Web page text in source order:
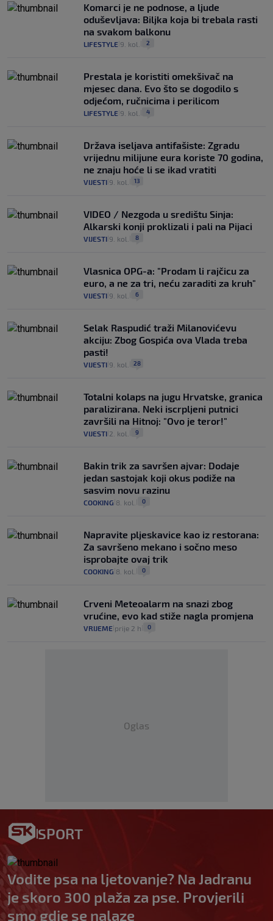
Komarci je ne podnose, a ljude
oduševljava: Biljka koja bi trebala rasti
na svakom balkonu
LIFESTYLE 9. kol. 2
Prestala je koristiti omekšivač na
mjesec dana. Evo što se dogodilo s
odjećom, ručnicima i perilicom
LIFESTYLE 9. kol. 4
Država iseljava antifašiste: Zgradu
vrijednu milijune eura koriste 70 godina,
ne znaju hoće li se ikad vratiti
VIJESTI 9. kol. 13
VIDEO / Nezgoda u središtu Sinja:
Alkarski konji proklizali i pali na Pijaci
VIJESTI 9. kol. 8
Vlasnica OPG-a: "Prodam li rajčicu za
euro, a ne za tri, neću zaraditi za kruh"
VIJESTI 9. kol. 6
Selak Raspudić traži Milanovićevu
akciju: Zbog Gospića ova Vlada treba
pasti!
VIJESTI 9. kol. 28
Totalni kolaps na jugu Hrvatske, granica
paralizirana. Neki iscrpljeni putnici
završili na Hitnoj: "Ovo je teror!"
VIJESTI 2. kol. 9
Bakin trik za savršen ajvar: Dodaje
jedan sastojak koji okus podiže na
sasvim novu razinu
COOKING 8. kol. 0
Napravite pljeskavice kao iz restorana:
Za savršeno mekano i sočno meso
isprobajte ovaj trik
COOKING 8. kol. 0
Crveni Meteoalarm na snazi zbog
vrućine, evo kad stiže nagla promjena
VRIJEME prije 2 h 0
Oglas
SPORT
Vodite psa na ljetovanje? Na Jadranu
je skoro 300 plaža za pse. Provjerili
smo gdje se nalaze